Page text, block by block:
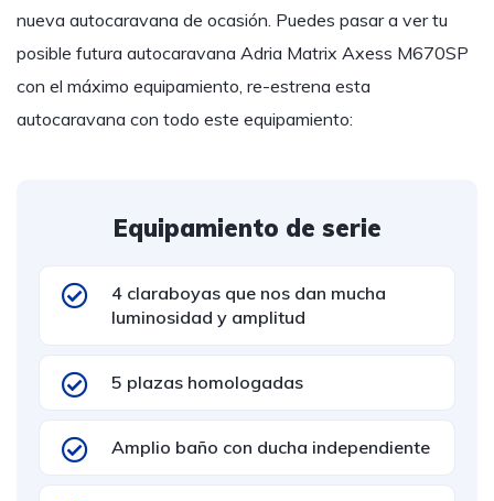
nueva autocaravana de ocasión. Puedes pasar a ver tu
posible futura autocaravana Adria Matrix Axess M670SP
con el máximo equipamiento, re-estrena esta
autocaravana con todo este equipamiento:
Equipamiento de serie
4 claraboyas que nos dan mucha
luminosidad y amplitud
5 plazas homologadas
Amplio baño con ducha independiente